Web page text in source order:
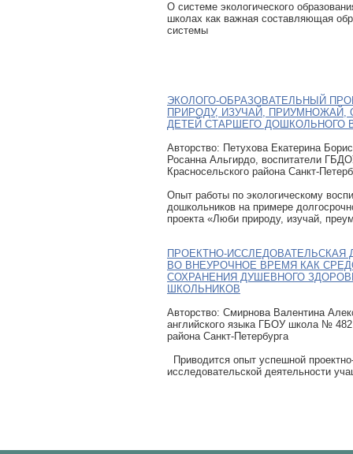
О системе экологического
школах как важная составляющая
системы
ЭКОЛОГО-ОБРАЗОВАТЕЛЬНЫЙ
ПРИРОДУ, ИЗУЧАЙ, ПРИУМНОЖАЙ,
ДЕТЕЙ СТАРШЕГО ДОШКОЛЬНОГО
Авторcтво: Петухова Екатерина
Росанна Альгирдо, воспитатели
Красносельского района Санкт-
Опыт работы по экологическому
дошкольников на примере
проекта «Люби природу, изучай,
ПРОЕКТНО-ИССЛЕДОВАТЕЛЬСКАЯ
ВО ВНЕУРОЧНОЕ ВРЕМЯ КАК
СОХРАНЕНИЯ ДУШЕВНОГО
ШКОЛЬНИКОВ
Авторcтво: Смирнова Валентина
английского языка ГБОУ школа № 482
района Санкт-Петербурга
Приводится опыт успешной
исследовательской деятельности